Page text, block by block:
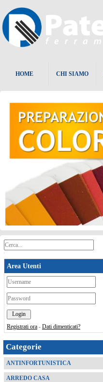
HOME CHI SIAMO
Area Utenti
*
*
Registrati ora - Dati dimenticati?
Categorie
ANTINFORTUNISTICA
ARREDO CASA